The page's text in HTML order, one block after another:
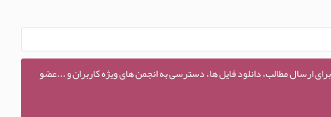
ارسال مطالب، دانلود فایل ها، دسترسی به انجمن های ویژه کاربران و ...عضو